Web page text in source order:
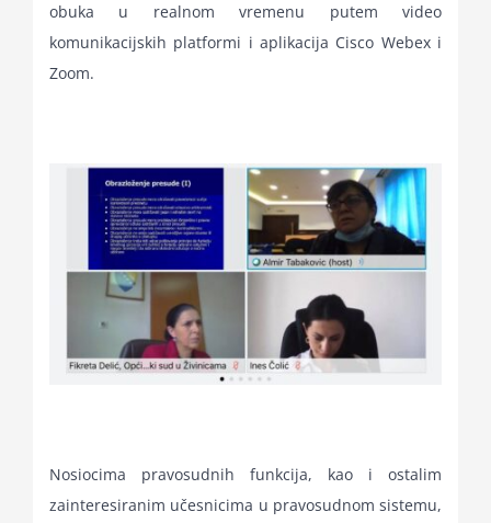
obuka u realnom vremenu putem video
komunikacijskih platformi i aplikacija Cisco Webex i
Zoom.
Nosiocima pravosudnih funkcija, kao i ostalim
zainteresiranim učesnicima u pravosudnom sistemu,